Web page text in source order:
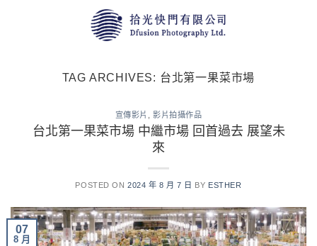
TAG ARCHIVES: 台北第一果菜市場
宣傳影片 影片拍攝作品
台北第一果菜市場 中繼市場 回首過去 展望未
來
POSTED ON2024 年 8 月 7 日 BY ESTHER
07
8 月